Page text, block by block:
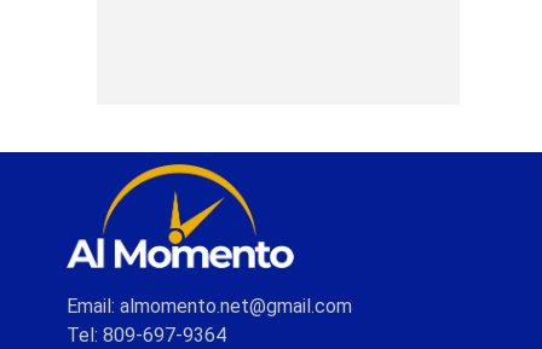
Email: almomento.net@gmail.com
Tel: 809-697-9364